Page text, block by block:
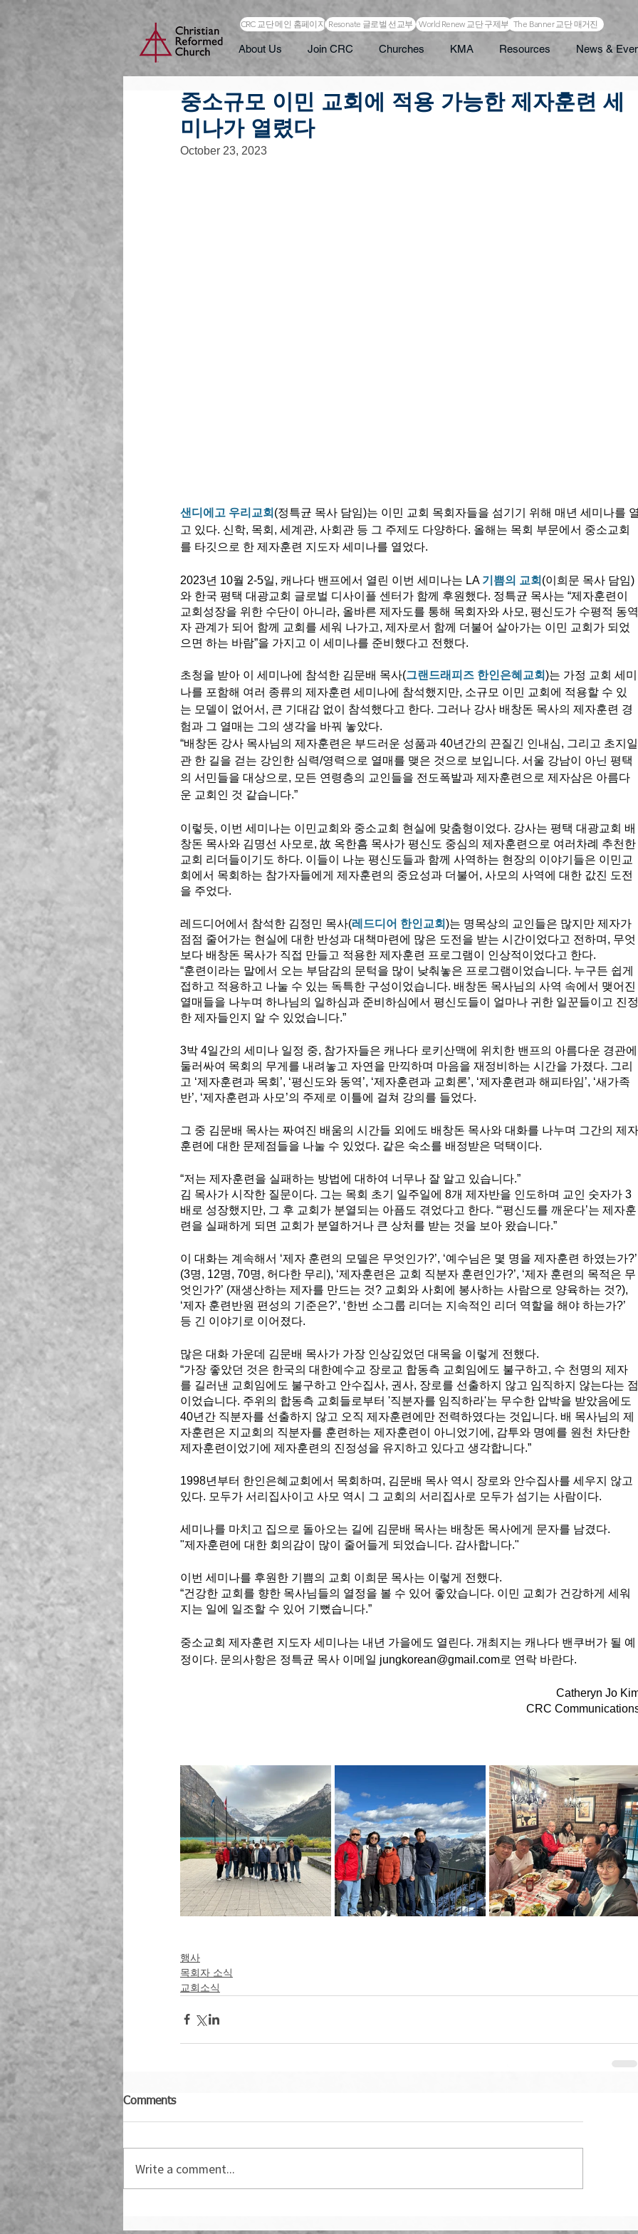
About Us Join CRC Churches KMA Resources News &
CRC 교단 메인 홈페이지 Resonate 글로벌 선교부 World Renew 교단 구제부 The Banner 교단 매거진
중소규모 이민 교회에 적용 가능한 제자훈련 세
미나가 열렸다
October 23, 2023
샌디에고 우리교회 (정특균 목사 담임)는 이민 교회 목회자들을 섬기기 위해 매년 세미나를
고 있다. 신학, 목회, 세계관, 사회관 등 그 주제도 다양하다. 올해는 목회 부문에서 중소교회
를 타깃으로 한 제자훈련 지도자 세미나를 열었다.
2023년 10월 2-5일, 캐나다 밴프에서 열린 이번 세미나는 LA 기쁨의 교회 (이희문 목사 담임)
와 한국 평택 대광교회 글로벌 디사이플 센터가 함께 후원했다. 정특균 목사는 “제자훈련이
교회성장을 위한 수단이 아니라, 올바른 제자도를 통해 목회자와 사모, 평신도가 수평적 동역
자 관계가 되어 함께 교회를 세워 나가고, 제자로서 함께 더불어 살아가는 이민 교회가 되었
으면 하는 바람”을 가지고 이 세미나를 준비했다고 전했다.
초청을 받아 이 세미나에 참석한 김문배 목사(그랜드래피즈 한인은혜교회 )는 가정 교회 세미
나를 포함해 여러 종류의 제자훈련 세미나에 참석했지만, 소규모 이민 교회에 적용할 수 있
는 모델이 없어서, 큰 기대감 없이 참석했다고 한다. 그러나 강사 배창돈 목사의 제자훈련 경
험과 그 열매는 그의 생각을 바꿔 놓았다.
“배창돈 강사 목사님의 제자훈련은 부드러운 성품과 40년간의 끈질긴 인내심, 그리고 초지일
관 한 길을 걷는 강인한 심력/영력으로 열매를 맺은 것으로 보입니다. 서울 강남이 아닌 평택
의 서민들을 대상으로, 모든 연령층의 교인들을 전도폭발과 제자훈련으로 제자삼은 아름다
운 교회인 것 같습니다.”
이렇듯, 이번 세미나는 이민교회와 중소교회 현실에 맞춤형이었다. 강사는 평택 대광교회 배
창돈 목사와 김명선 사모로, 故 옥한흠 목사가 평신도 중심의 제자훈련으로 여러차례 추천한
교회 리더들이기도 하다. 이들이 나눈 평신도들과 함께 사역하는 현장의 이야기들은 이민교
회에서 목회하는 참가자들에게 제자훈련의 중요성과 더불어, 사모의 사역에 대한 값진 도전
을 주었다.
레드디어에서 참석한 김정민 목사(레드디어 한인교회 )는 명목상의 교인들은 많지만 제자가
점점 줄어가는 현실에 대한 반성과 대책마련에 많은 도전을 받는 시간이었다고 전하며, 무엇
보다 배창돈 목사가 직접 만들고 적용한 제자훈련 프로그램이 인상적이었다고 한다.
“훈련이라는 말에서 오는 부담감의 문턱을 많이 낮춰놓은 프로그램이었습니다. 누구든 쉽게
접하고 적용하고 나눌 수 있는 독특한 구성이었습니다. 배창돈 목사님의 사역 속에서 맺어진
열매들을 나누며 하나님의 일하심과 준비하심에서 평신도들이 얼마나 귀한 일꾼들이고 진정
한 제자들인지 알 수 있었습니다.”
3박 4일간의 세미나 일정 중, 참가자들은 캐나다 로키산맥에 위치한 밴프의 아름다운 경관
둘러싸여 목회의 무게를 내려놓고 자연을 만끽하며 마음을 재정비하는 시간을 가졌다. 그리
고 ‘제자훈련과 목회’, ‘평신도와 동역’, ‘제자훈련과 교회론’, ‘제자훈련과 해피타임’, ‘새가족
반’, ‘제자훈련과 사모’의 주제로 이틀에 걸쳐 강의를 들었다.
그 중 김문배 목사는 짜여진 배움의 시간들 외에도 배창돈 목사와 대화를 나누며 그간의 제자
훈련에 대한 문제점들을 나눌 수 있었다. 같은 숙소를 배정받은 덕택이다.
“저는 제자훈련을 실패하는 방법에 대하여 너무나 잘 알고 있습니다.”
김 목사가 시작한 질문이다. 그는 목회 초기 일주일에 8개 제자반을 인도하며 교인 숫자가 3
배로 성장했지만, 그 후 교회가 분열되는 아픔도 겪었다고 한다. “‘평신도를 깨운다’는 제자훈
련을 실패하게 되면 교회가 분열하거나 큰 상처를 받는 것을 보아 왔습니다.”
이 대화는 계속해서 ‘제자 훈련의 모델은 무엇인가?’, ‘예수님은 몇 명을 제자훈련 하였는가
(3명, 12명, 70명, 허다한 무리), ‘제자훈련은 교회 직분자 훈련인가?’, ‘제자 훈련의 목적은 무
엇인가?’ (재생산하는 제자를 만드는 것? 교회와 사회에 봉사하는 사람으로 양육하는 것?),
‘제자 훈련반원 편성의 기준은?’, ‘한번 소그룹 리더는 지속적인 리더 역할을 해야 하는가?’
등 긴 이야기로 이어졌다.
많은 대화 가운데 김문배 목사가 가장 인상깊었던 대목을 이렇게 전했다.
“가장 좋았던 것은 한국의 대한예수교 장로교 합동측 교회임에도 불구하고, 수 천명의 제자
를 길러낸 교회임에도 불구하고 안수집사, 권사, 장로를 선출하지 않고 임직하지 않는다는 점
이었습니다. 주위의 합동측 교회들로부터 '직분자를 임직하라'는 무수한 압박을 받았음에도
40년간 직분자를 선출하지 않고 오직 제자훈련에만 전력하였다는 것입니다. 배 목사님의 제
자훈련은 지교회의 직분자를 훈련하는 제자훈련이 아니었기에, 감투와 명예를 원천 차단한
제자훈련이었기에 제자훈련의 진정성을 유지하고 있다고 생각합니다.”
1998년부터 한인은혜교회에서 목회하며, 김문배 목사 역시 장로와 안수집사를 세우지 않고
있다. 모두가 서리집사이고 사모 역시 그 교회의 서리집사로 모두가 섬기는 사람이다.
세미나를 마치고 집으로 돌아오는 길에 김문배 목사는 배창돈 목사에게 문자를 남겼다.
"제자훈련에 대한 회의감이 많이 줄어들게 되었습니다. 감사합니다."
이번 세미나를 후원한 기쁨의 교회 이희문 목사는 이렇게 전했다.
“건강한 교회를 향한 목사님들의 열정을 볼 수 있어 좋았습니다. 이민 교회가 건강하게 세워
지는 일에 일조할 수 있어 기뻤습니다.”
중소교회 제자훈련 지도자 세미나는 내년 가을에도 열린다. 개최지는 캐나다 밴쿠버가 될 예
정이다. 문의사항은 정특균 목사 이메일 jungkorean@gmail.com로 연락 바란다.
Catheryn Jo
CRC
행사
목회자 소식
교회소식
Comments
Write a comment...